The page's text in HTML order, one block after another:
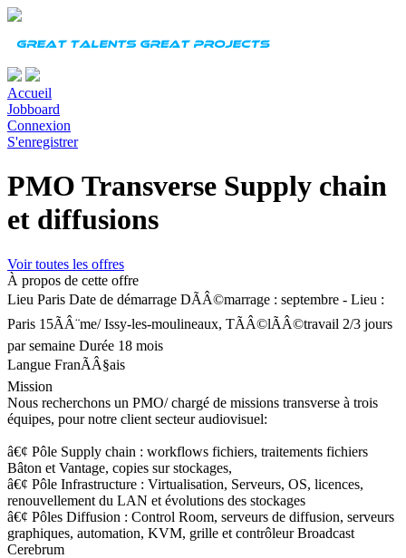
Accueil
Jobboard
Connexion
S'enregistrer
PMO Transverse Supply chain
et diffusions
Voir toutes les offres
À propos de cette offre
Lieu Paris Date de démarrage DÃÂ©marrage : septembre - Lieu :
Paris 15ÃÂ¨me/ Issy-les-moulineaux, TÃÂ©lÃÂ©travail 2/3 jours
par semaine Durée 18 mois
Langue FranÃÂ§ais
Mission
Nous recherchons un PMO/ chargé de missions transverse à trois
équipes, pour notre client secteur audiovisuel:
â€¢ Pôle Supply chain : workflows fichiers, traitements fichiers
Bâton et Vantage, copies sur stockages,
â€¢ Pôle Infrastructure : Virtualisation, Serveurs, OS, licences,
renouvellement du LAN et évolutions des stockages
â€¢ Pôles Diffusion : Control Room, serveurs de diffusion, serveurs
graphiques, automation, KVM, grille et contrôleur Broadcast
Cerebrum